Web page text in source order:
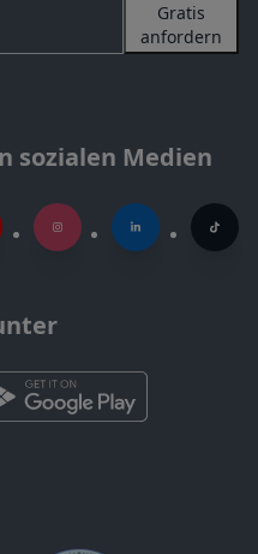
Gratis
anfordern
sozialen Medien